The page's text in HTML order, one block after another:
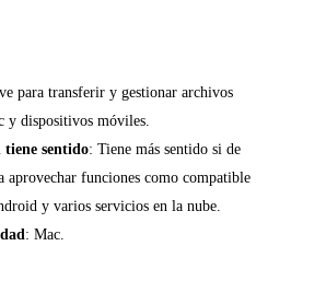
para transferir y gestionar archivos
y dispositivos móviles.
sentido: Tiene más sentido si de
aprovechar funciones como compatible
y varios servicios en la nube.
: Mac.